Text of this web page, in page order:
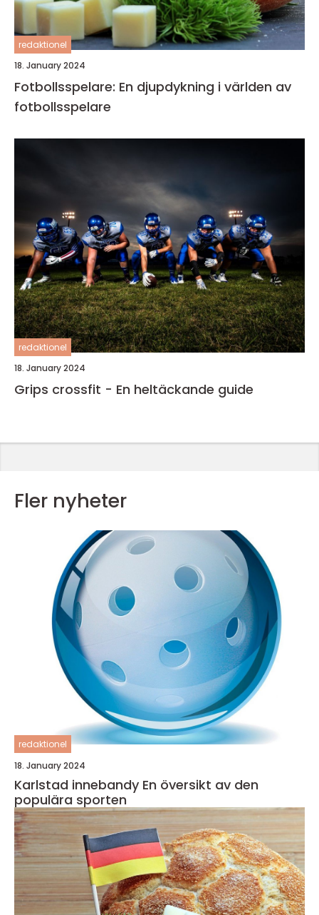
redaktionel
18. January 2024
Fotbollsspelare: En djupdykning i världen av
fotbollsspelare
redaktionel
18. January 2024
Grips crossfit - En heltäckande guide
Fler nyheter
redaktionel
18. January 2024
Karlstad innebandy En översikt av den
populära sporten